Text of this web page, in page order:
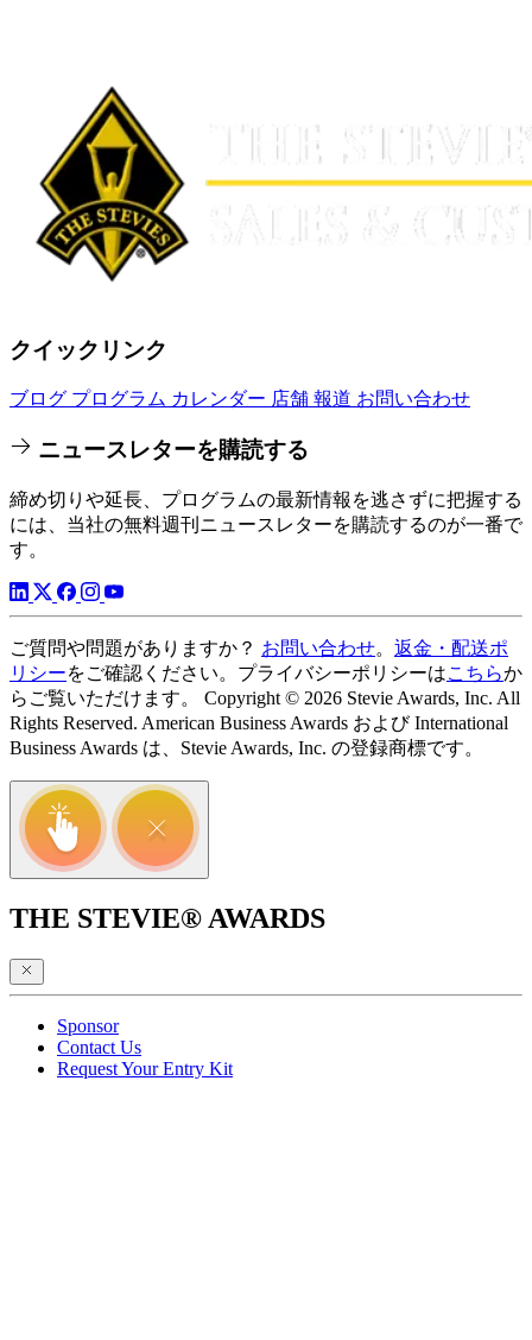
クイックリンク
ブログ プログラム カレンダー 店舗 報道 お問い合わせ
ニュースレターを購読する
締め切りや延長、プログラムの最新情報を逃さずに把握する
には、当社の無料週刊ニュースレターを購読するのが一番で
す。
ご質問や問題がありますか？ お問い合わせ。 返金・配送ポ
リシーをご確認ください。プライバシーポリシーはこちらか
らご覧いただけます。 Copyright © 2026 Stevie Awards, Inc. All
Rights Reserved. American Business Awards および International
Business Awards は、Stevie Awards, Inc. の登録商標です。
THE STEVIE® AWARDS
Sponsor
Contact Us
Request Your Entry Kit